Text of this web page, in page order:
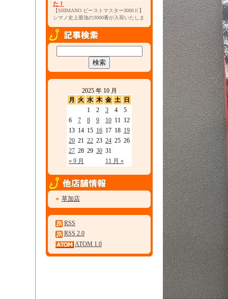
た！
【SHIMANO ビーストマスター3000Ⅱ】
シマノ史上最強の3000番が入荷いたしま
2025 年 10 月
月
火 水 木 金 土 日
« 9 月 11 月 »
1 2 3 4
5
6
7 8 9 10 11 12
13 14 15 16 17 18 19
20 21 22 23 24 25 26
27 28 29 30 31
● 草加店
RSS
RSS 2.0
ATOM 1.0